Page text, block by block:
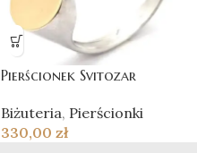
Pierścionek Svitozar
Biżuteria, Pierścionki
330,00 zł